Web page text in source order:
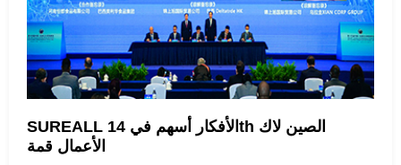
SUREALL الأفكار أسهم في 14th الصين لاك
الأعمال قمة